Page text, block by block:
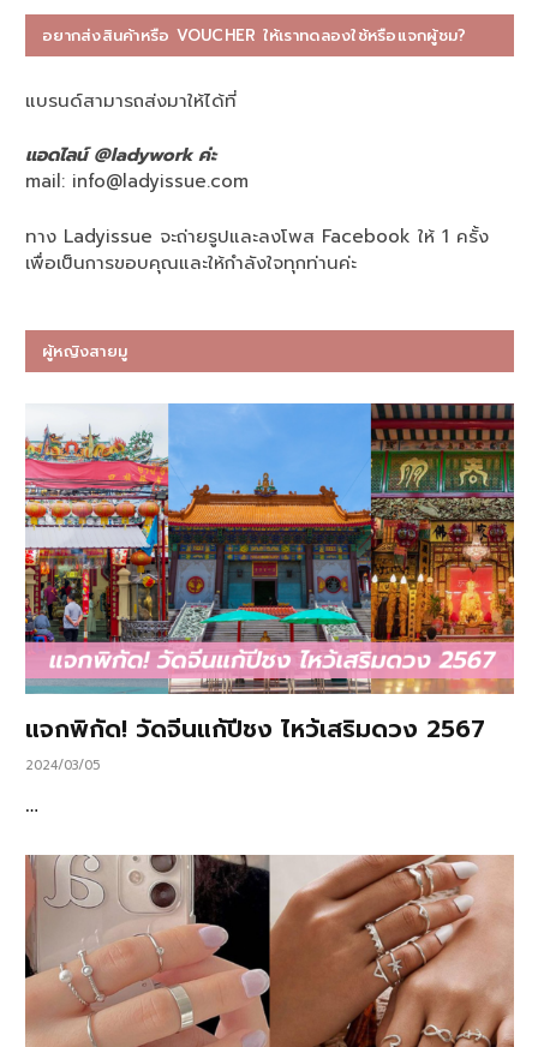
อยากส่งสินค้าหรือ VOUCHER ให้เราทดลองใช้หรือแจกผู้ชม?
แบรนด์สามารถส่งมาให้ได้ที่
แอดไลน์ @ladywork ค่ะ
mail: info@ladyissue.com
ทาง Ladyissue จะถ่ายรูปและลงโพส Facebook ให้ 1 ครั้ง
เพื่อเป็นการขอบคุณและให้กำลังใจทุกท่านค่ะ
ผู้หญิงสายมู
แจกพิกัด! วัดจีนแก้ปีชง ไหว้เสริมดวง 2567
2024/03/05
…